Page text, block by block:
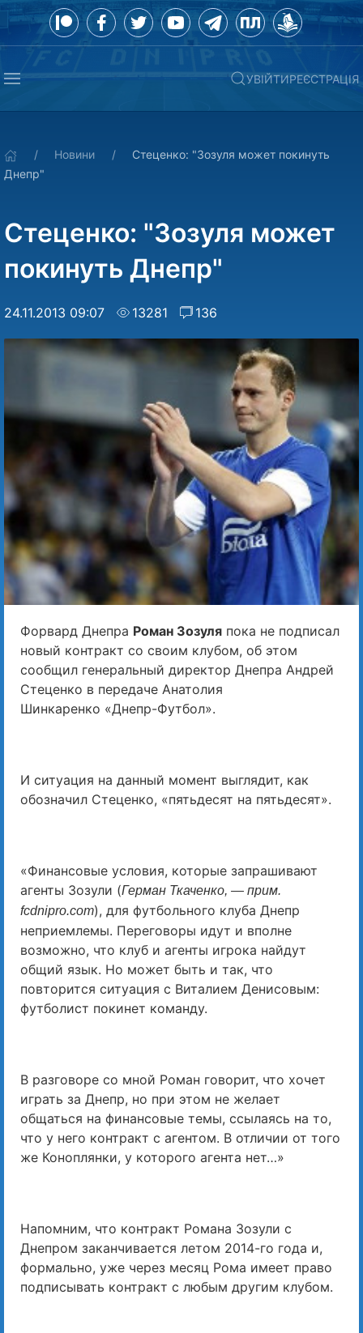
УВІЙТИРЕЄСТРАЦІЯ
Новини
Стеценко: "Зозуля может покинуть
Днепр"
Стеценко: "Зозуля может
покинуть Днепр"
24.11.2013 09:07 13281 136
Форвард Днепра Роман Зозуля пока не подписал
новый контракт со своим клубом, об этом
сообщил генеральный директор Днепра Андрей
Стеценко в передаче Анатолия
Шинкаренко «Днепр-Футбол».
И ситуация на данный момент выглядит, как
обозначил Стеценко, «пятьдесят на пятьдесят».
«Финансовые условия, которые запрашивают
агенты Зозули (Герман Ткаченко, — прим.
fcdnipro.com), для футбольного клуба Днепр
неприемлемы. Переговоры идут и вполне
возможно, что клуб и агенты игрока найдут
общий язык. Но может быть и так, что
повторится ситуация с Виталием Денисовым:
футболист покинет команду.
В разговоре со мной Роман говорит, что хочет
играть за Днепр, но при этом не желает
общаться на финансовые темы, ссылаясь на то,
что у него контракт с агентом. В отличии от того
же Коноплянки, у которого агента нет…»
Напомним, что контракт Романа Зозули с
Днепром заканчивается летом 2014-го года и,
формально, уже через месяц Рома имеет право
подписывать контракт с любым другим клубом.